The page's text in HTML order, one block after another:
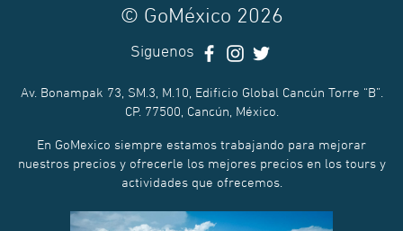
© GoMéxico 2026
Siguenos
Av. Bonampak 73, SM.3, M.10, Edificio Global Cancún Torre “B”.
CP. 77500, Cancún, México.
En GoMexico siempre estamos trabajando para mejorar
nuestros precios y ofrecerle los mejores precios en los tours y
actividades que ofrecemos.